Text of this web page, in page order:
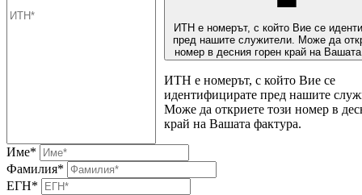
ИТН е номерът, с който Вие се
пред нашите служители. Може да
номер в десния горен край на
ИТН е номерът, с който Вие се
идентифицирате пред нашите
Може да откриете този номер в
край на Вашата фактура.
Име*
Фамилия*
ЕГН*